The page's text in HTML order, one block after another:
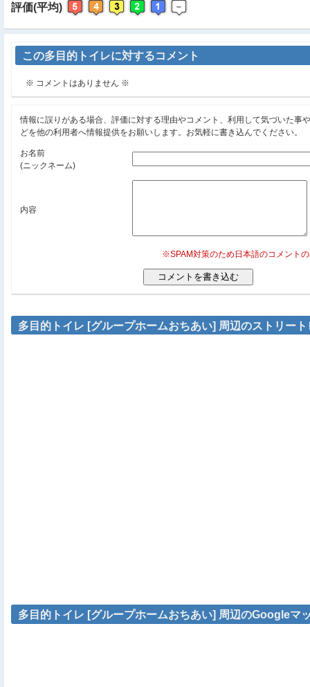
評価(平均)
この多目的トイレに対するコメント
※ コメントはありません ※
情報に誤りがある場合、評価に対する理由やコメント、利用して気づいた事
どを他の利用者へ情報提供をお願いします。お気軽に書き込んでください。
お名前
(ニックネーム)
内容
※SPAM対策のため日本語のコメント
多目的トイレ [グループホームおちあい] 周辺のストリート
多目的トイレ [グループホームおちあい] 周辺のGoogleマ